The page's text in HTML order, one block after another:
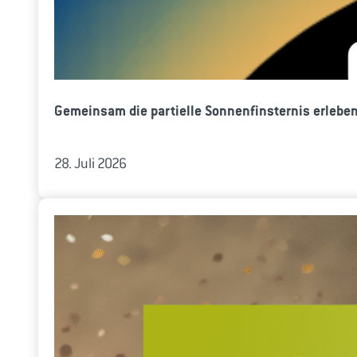
Gemeinsam die partielle Sonnenfinsternis
28. Juli 2026